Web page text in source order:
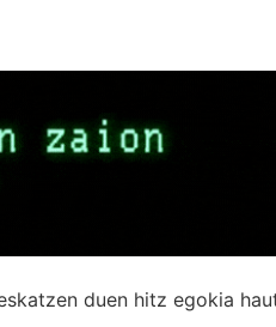
duen hitz egokia